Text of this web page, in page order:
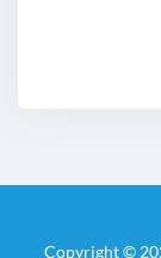
Copyright ©